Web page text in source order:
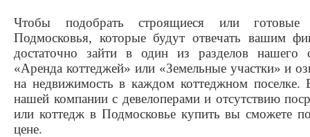
Чтобы подобрать строящиеся или
Подмосковья, которые будут отвечать вашим
достаточно зайти в один из разделов нашего
«Аренда коттеджей» или «Земельные участки» и
на недвижимость в каждом коттеджном поселке.
нашей компании с девелоперами и отсутствию
или коттедж в Подмосковье купить вы сможете
цене.